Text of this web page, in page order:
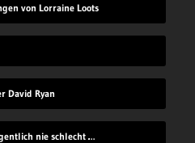
von Lorraine Loots
David Ryan
15 Lebensmittel, die eigentlich nie schlecht werden